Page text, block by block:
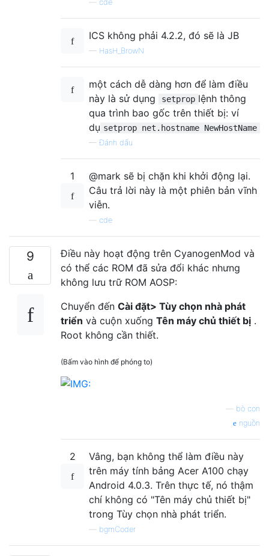
cde
ICS không phải 4.2.2, đó sẽ là JB
— HasH_BrowN
một cách dễ dàng hơn để làm điều
này là sử dụng
setprop lệnh thông
qua trình bao gốc trên thiết bị: ví
dụ setprop net.hostname NewHostName
— Đánh dấu
1
@mark sẽ bị chặn khi khởi động lại.
Câu trả lời này là một phiên bản vĩnh
viễn.
cde
9
Điều này hoạt động trên CyanogenMod và
có thể các ROM đã sửa đổi khác nhưng
không lưu trữ ROM AOSP:
Chuyển đến Cài đặt> Tùy chọn nhà phát
triển và cuộn xuống Tên máy chủ thiết bị .
Root không cần thiết.
(Bấm vào hình để phóng to)
bò con
nguồn
2
Vâng, bạn không thể làm điều này
trên máy tính bảng Acer A100 chạy
Android 4.0.3. Trên thực tế, nó thậm
chí không có "Tên máy chủ thiết bị"
trong Tùy chọn nhà phát triển.
bgmCoder